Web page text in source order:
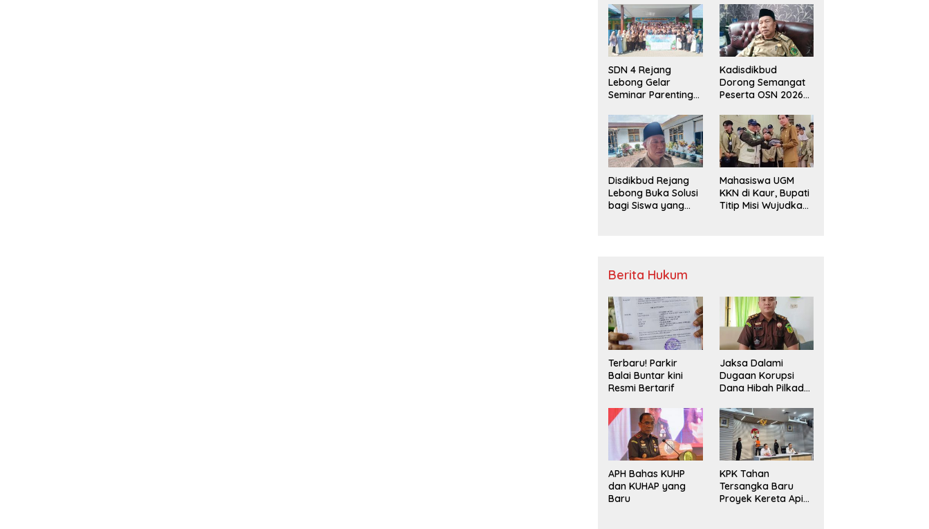
SDN 4 Rejang
Lebong Gelar
Seminar Parenting
Bullying,
Kadisdikbud: Patut
Jadi Contoh
Kadisdikbud
Dorong Semangat
Peserta OSN 2026
Disdikbud Rejang
Lebong Buka Solusi
bagi Siswa yang
Mahasiswa UGM
KKN di Kaur, Bupati
Titip Misi Wujudkan
Berita Hukum
Terbaru! Parkir
Balai Buntar kini
Resmi Bertarif
Jaksa Dalami
Dugaan Korupsi
Dana Hibah Pilkada
Kaur
APH Bahas KUHP
dan KUHAP yang
Baru
KPK Tahan
Tersangka Baru
Proyek Kereta Api